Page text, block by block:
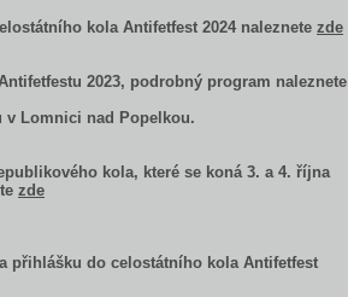
kola Antifetfest 2024 naleznete zde
2023, podrobný program naleznete
v Lomnici nad Popelkou.
kola, které se koná 3. a 4. října
zde
přihlášku do celostátního kola Antifetfest